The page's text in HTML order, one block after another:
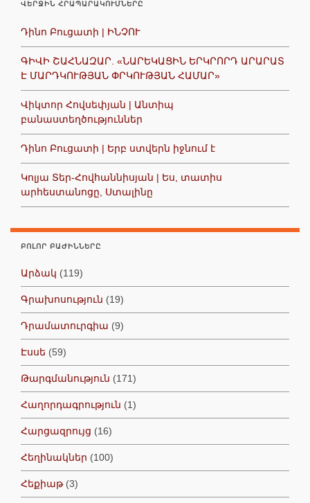
ՎԵՐՋԻՆ ՀՐԱՊԱՐԱԿՈՒՄՆԵՐԸ
Դինո Բուցատի | ԻՆՉՈՒ
ԳԻՎԻ ՇԱՀՆԱԶԱՐ. «ՆԱՐԵԿԱՑԻՆ ԵՐԿՐՈՐԴ ԱՐԱՐԱՏ
Է ՄԱՐԴԿՈՒԹՅԱՆ ՓՐԿՈՒԹՅԱՆ ՀԱՄԱՐ»
Վիկտոր Հովսեփյան | Անտիպ
բանաստեղծություններ
Դինո Բուցատի | Երբ ստվերն իջնում է
Կոլյա Տեր-Հովհաննիսյան | Ես, տատիս
արհեստանոցը, Ստալինը
ԲՈԼՈՐ ԲԱԺԻՆՆԵՐԸ
Արձակ (119)
Գրախոսություն (19)
Դրամատուրգիա (9)
Էսսե (59)
Թարգմանություն (171)
Հաղորդագրություն (1)
Հարցազրույց (16)
Հեղինակներ (100)
Հեքիաթ(3)